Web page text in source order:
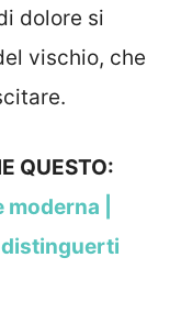
dolore si
vischio, che
QUESTO:
|
distinguerti